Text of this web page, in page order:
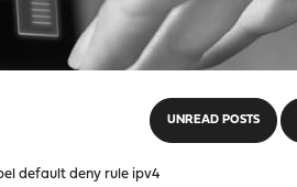
UNREAD POSTS
default deny rule ipv4